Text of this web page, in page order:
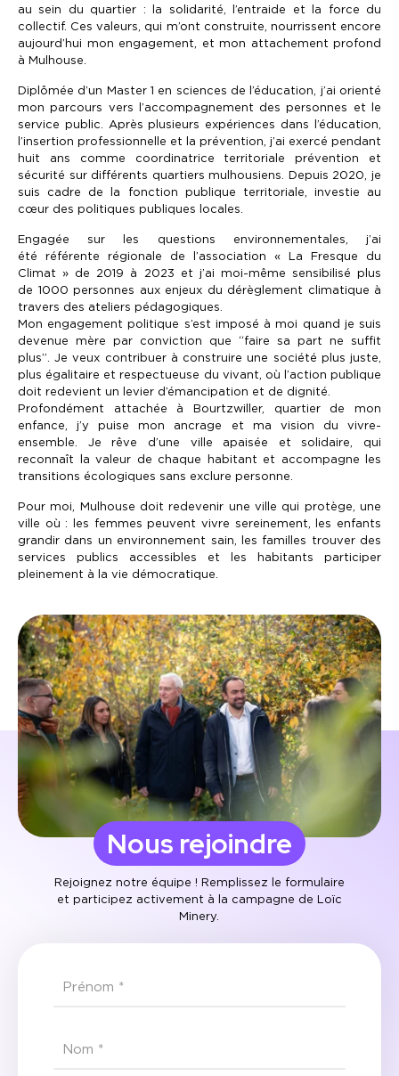
au sein du quartier : la solidarité, l’entraide et la force du
collectif. Ces valeurs, qui m’ont construite, nourrissent encore
aujourd’hui mon engagement, et mon attachement profond
à Mulhouse.
Diplômée d’un Master 1 en sciences de l’éducation, j’ai orienté
mon parcours vers l’accompagnement des personnes et le
service public. Après plusieurs expériences dans l’éducation,
l’insertion professionnelle et la prévention, j’ai exercé pendant
huit ans comme coordinatrice territoriale prévention et
sécurité sur différents quartiers mulhousiens. Depuis 2020, je
suis cadre de la fonction publique territoriale, investie au
cœur des politiques publiques locales.
Engagée sur les questions environnementales, j’ai
été référente régionale de l’association « La Fresque du
Climat » de 2019 à 2023 et j’ai moi-même sensibilisé plus
de 1000 personnes aux enjeux du dérèglement climatique à
travers des ateliers pédagogiques.
Mon engagement politique s’est imposé à moi quand je suis
devenue mère par conviction que “faire sa part ne suffit
plus”. Je veux contribuer à construire une société plus juste,
plus égalitaire et respectueuse du vivant, où l’action publique
doit redevient un levier d’émancipation et de dignité.
Profondément attachée à Bourtzwiller, quartier de mon
enfance, j’y puise mon ancrage et ma vision du vivre-
ensemble. Je rêve d’une ville apaisée et solidaire, qui
reconnaît la valeur de chaque habitant et accompagne les
transitions écologiques sans exclure personne.
Pour moi, Mulhouse doit redevenir une ville qui protège, une
ville où : les femmes peuvent vivre sereinement, les enfants
grandir dans un environnement sain, les familles trouver des
services publics accessibles et les habitants participer
pleinement à la vie démocratique.
Nous rejoindre
Rejoignez notre équipe ! Remplissez le formulaire
et participez activement à la campagne de Loïc
Minery.